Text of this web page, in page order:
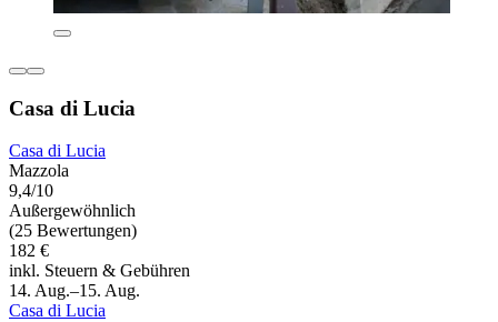
Casa di Lucia
Casa di Lucia
Mazzola
9,4/10
Außergewöhnlich
(25 Bewertungen)
182 €
inkl. Steuern & Gebühren
14. Aug.–15. Aug.
Casa di Lucia